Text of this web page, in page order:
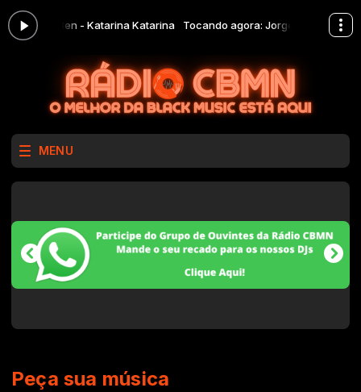
Jorge Ben - Katarina Katarina Tocando agora: Jorge Ben -
MENU
Peça sua música